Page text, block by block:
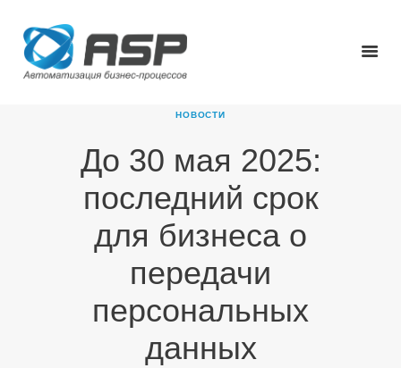
НОВОСТИ
До 30 мая 2025:
последний срок
для бизнеса о
передачи
персональных
данных
ГЛАВНАЯ
О КОМПАНИИ
ПРОДУКТЫ
НОВОСТИ
КАРЬЕРА
ПАРТНЕРЫ
КОНТАКТЫ